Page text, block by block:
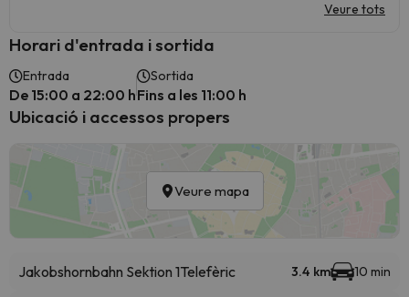
Veure tots
Horari d'entrada i sortida
Entrada
De 15:00 a 22:00 h
Sortida
Fins a les 11:00 h
Ubicació i accessos propers
Veure mapa
Jakobshornbahn Sektion 1Telefèric 3.4 km 10 min